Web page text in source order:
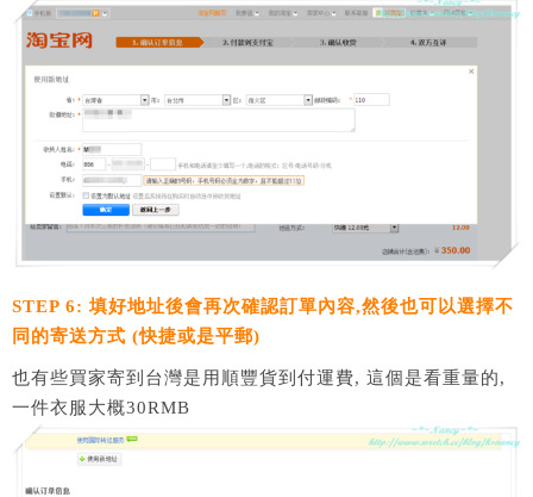
STEP 6: 填好地址後會再次確認訂單內容,然後也可以選擇不
同的寄送方式 (快捷或是平郵)
也有些買家寄到台灣是用順豐貨到付運費, 這個是看重量的,
一件衣服大概30RMB